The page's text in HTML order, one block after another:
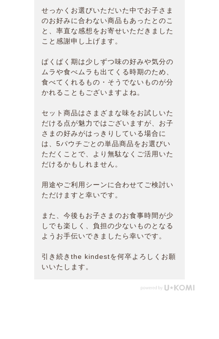
せっかくお選びいただいた中でお子さま
のお好みに合わない商品もあったとのこ
と、率直な感想をお寄せいただきました
こと感謝申し上げます。
ぱくぱく期は少しずつ味の好みや気分の
ムラや食べムラも出てくる時期のため、
食べてくれるもの・そうでないものが分
かれることもございますよね。
セット商品はさまざまな味をお試しいた
だける点が魅力ではございますが、お子
さまの好みがはっきりしている場合に
は、5パウチごとの単品商品をお選びい
ただくことで、より無駄なくご活用いた
だけるかもしれません。
用途やご利用シーンに合わせてご検討い
ただけますと幸いです。
また、今後もお子さまのお食事時間が少
しでも楽しく、負担の少ないものとなる
ようお手伝いできましたら幸いです。
引き続きthe kindestを何卒よろしくお願
いいたします。